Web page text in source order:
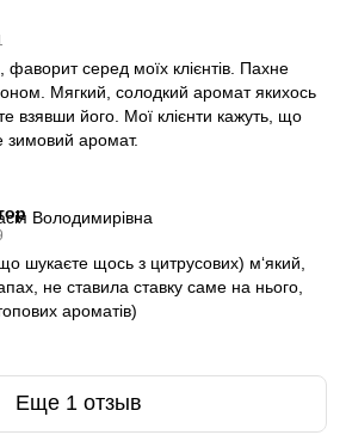
серед моїх клієнтів. Пахне
Мягкий, солодкий аромат якихось
взявши його. Мої клієнти кажуть, що
зимовий аромат.
шукаєте щось з цитрусових) м‘який,
не ставила ставку саме на нього,
ароматів)
Еще 1 отзыв